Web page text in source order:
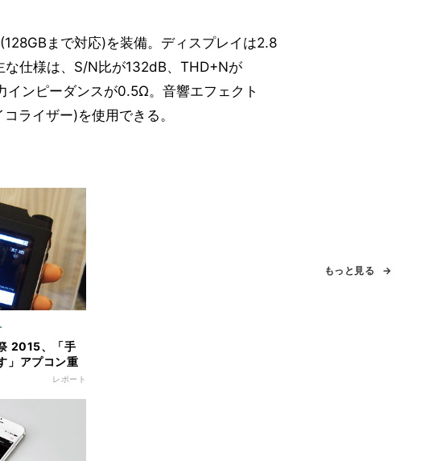
まで対応)を装備。ディスプレイは2.8
な仕様は、S/N比が132dB、THD+Nが
ンピーダンスが0.5Ω。音響エフェクト
ライザー)を使用できる。
2015、「手
」アプコン重
ブルプレーヤ
」
レポート
もっと見る